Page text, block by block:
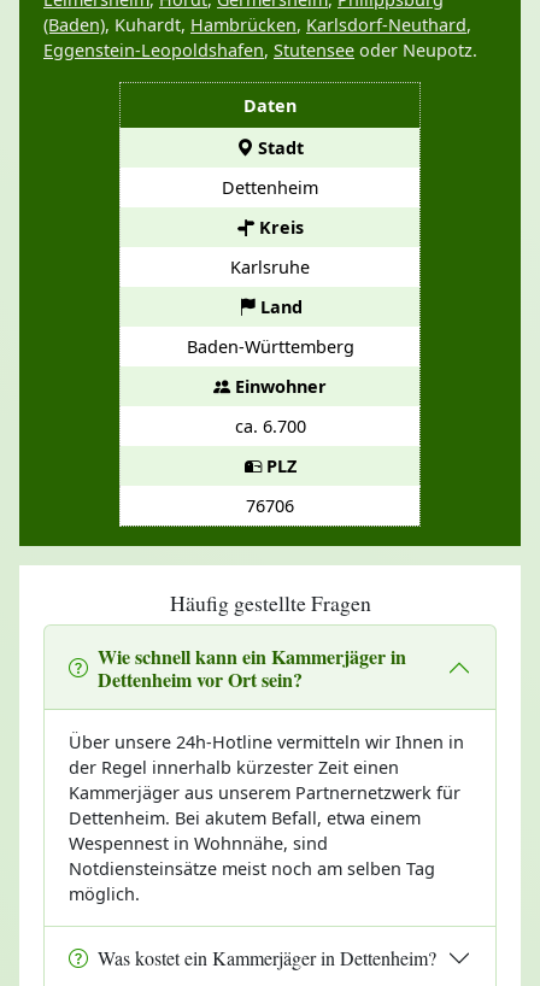
Daten
Stadt
Dettenheim
Kreis
Karlsruhe
Land
Baden-Württemberg
Einwohner
ca. 6.700
PLZ
76706
(Baden), Kuhardt, Hambrücken, Karlsdorf-Neuthard,
Eggenstein-Leopoldshafen, Stutensee oder Neupotz.
Häufig gestellte Fragen
Wie schnell kann ein Kammerjäger in
Dettenheim vor Ort sein?
Über unsere 24h-Hotline vermitteln wir Ihnen in
der Regel innerhalb kürzester Zeit einen
Kammerjäger aus unserem Partnernetzwerk für
Dettenheim. Bei akutem Befall, etwa einem
Wespennest in Wohnnähe, sind
Notdiensteinsätze meist noch am selben Tag
möglich.
Was kostet ein Kammerjäger in Dettenheim?